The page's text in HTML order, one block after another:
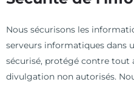
Nous sécurisons les
serveurs informatiques dans
sécurisé, protégé contre tout
divulgation non autorisés.